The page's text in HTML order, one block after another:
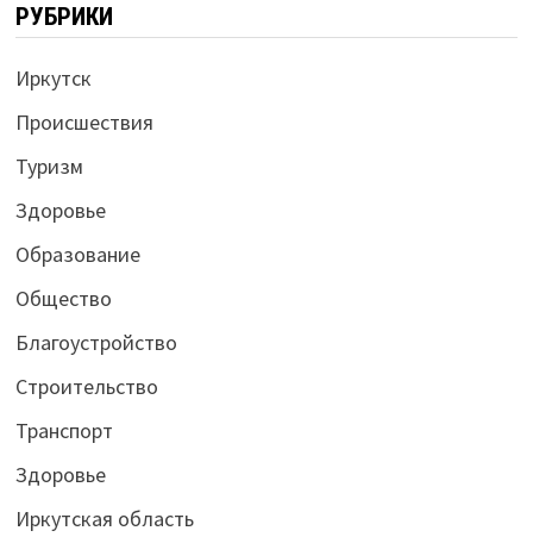
РУБРИКИ
Иркутск
Происшествия
Туризм
Здоровье
Образование
Общество
Благоустройство
Строительство
Транспорт
Здоровье
Иркутская область